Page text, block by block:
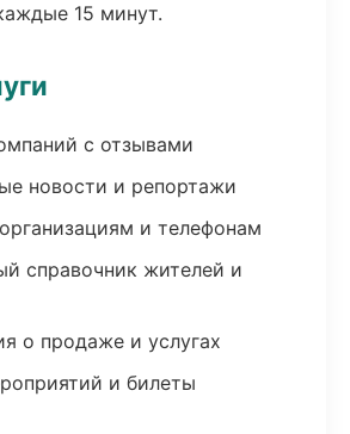
15 минут.
с отзывами
новости и репортажи
и телефонам
справочник жителей и
о продаже и услугах
и билеты